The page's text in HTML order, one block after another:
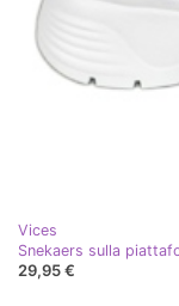
Vices
Snekaers sulla
29,95 €